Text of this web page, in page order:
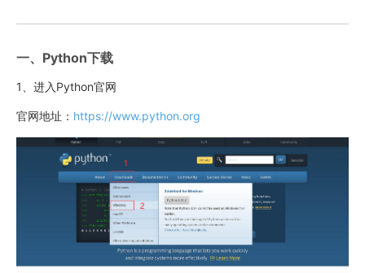
一、Python下载
1、进入Python官网
官网地址： https://www.python.org